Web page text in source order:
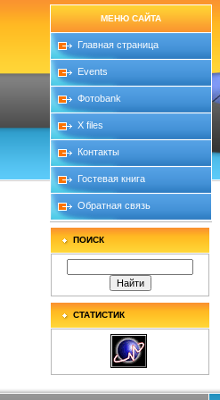
МЕНЮ САЙТА
Главная страница
Events
Фотоbank
X files
Контакты
Гостевая книга
Обратная связь
ПОИСК
СТАТИСТИК